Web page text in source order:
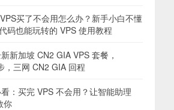
买了不会用怎么办？新手小白不懂
码也能玩转的 VPS 使用教程
新加坡 CN2 GIA VPS 套餐，
，三网 CN2 GIA 回程
：买完 VPS 不会用？让智能助理
你